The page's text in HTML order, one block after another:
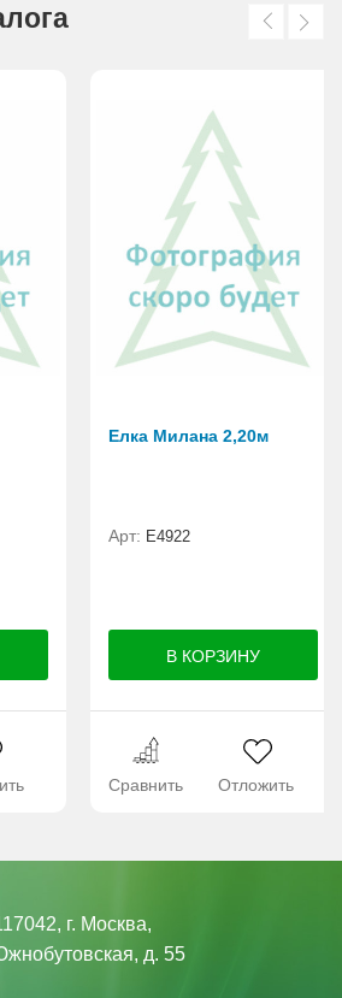
Елка Милана 2,20м
Арт: Е4922
Сравнить Отложить
г. Москва,
д. 55